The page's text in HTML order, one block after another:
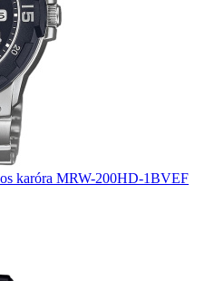
karóra MRW-200HD-1BVEF